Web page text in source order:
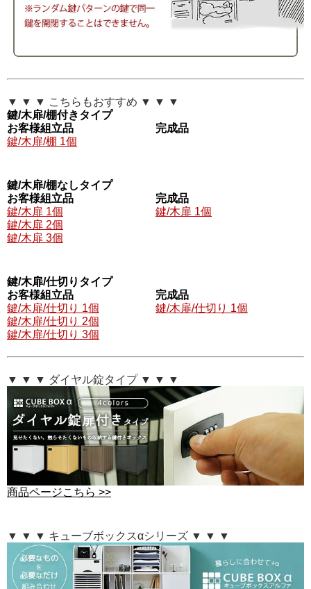
▼ ▼ ▼ こちらもおすすめ ▼ ▼ ▼
鍵/木扉/棚付きタイプ
お客様組立品
完成品
鍵/木扉/棚 1個
鍵/木扉/棚なしタイプ
お客様組立品
完成品
鍵/木扉 1個
鍵/木扉 1個
鍵/木扉 2個
鍵/木扉 3個
鍵/木扉/仕切りタイプ
お客様組立品
完成品
鍵/木扉/仕切り 1個
鍵/木扉/仕切り 1個
鍵/木扉/仕切り 2個
鍵/木扉/仕切り 3個
▼ ▼ ▼ ダイヤル錠タイプ ▼ ▼ ▼
商品ページこちら >>
▼ ▼ ▼ キューブボックスαシリーズ ▼ ▼ ▼